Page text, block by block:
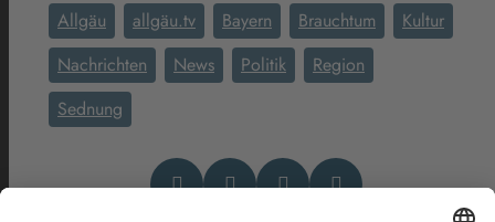
Allgäu allgäu.tv Bayern Brauchtum
Kultur
Nachrichten
News Politik
Region
Sednung